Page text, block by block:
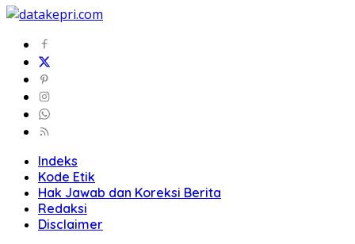
Indeks
Kode Etik
Hak Jawab dan Koreksi Berita
Redaksi
Disclaimer